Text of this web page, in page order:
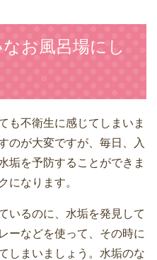
お風呂場にし
も不衛生に感じてしまいま
のが大変ですが、毎日、入
垢を予防することができま
になります。
いるのに、水垢を発見して
ーなどを使って、その時に
しまいましょう。水垢のな